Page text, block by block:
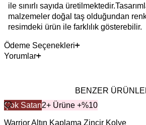
ile sınırlı sayıda
malzemeler doğal taş olduğundan
resimdeki ürün ile farklılık gösterebilir.
Ödeme Seçenekleri
Yorumlar
BENZER
Çok Satan2+ Ürüne +%10
Warrior Altın Kaplama Zincir Kolye